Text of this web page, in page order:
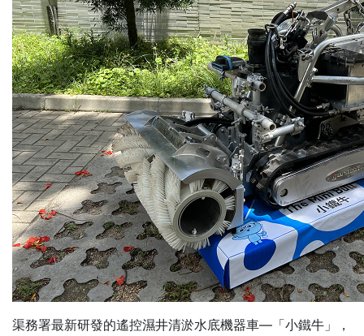
渠務署最新研發的遙控濕井清淤水底機器車—「小鐵牛」，